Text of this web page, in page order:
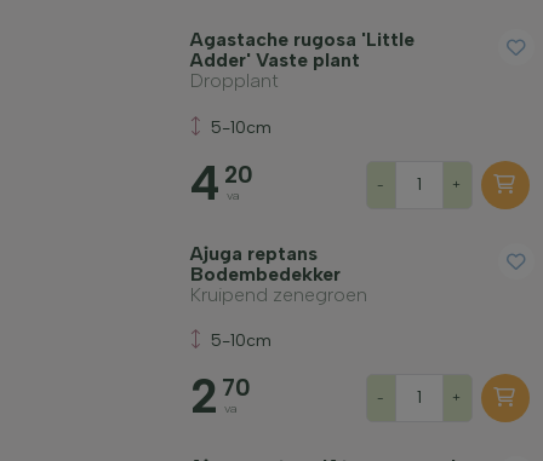
Agastache rugosa 'Little
Adder' Vaste plant
Dropplant
5-10cm
4 20
va
- +
Ajuga reptans
Bodembedekker
Kruipend zenegroen
5-10cm
2 70
va
- +